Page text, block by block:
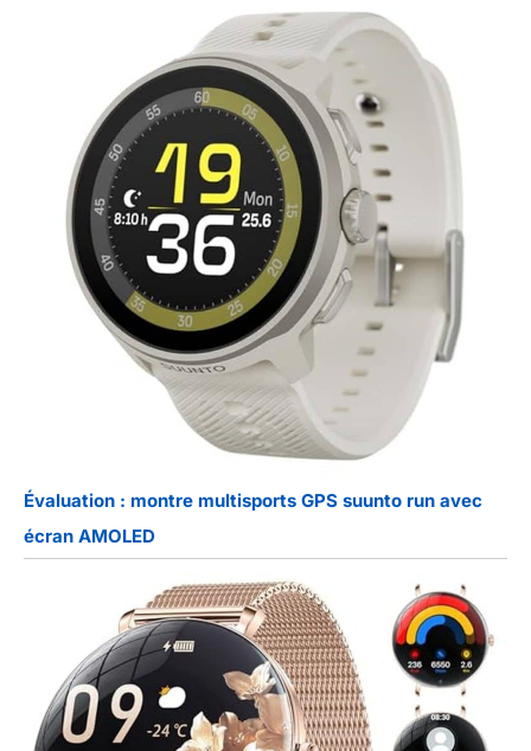
Évaluation : montre multisports GPS suunto run avec
écran AMOLED